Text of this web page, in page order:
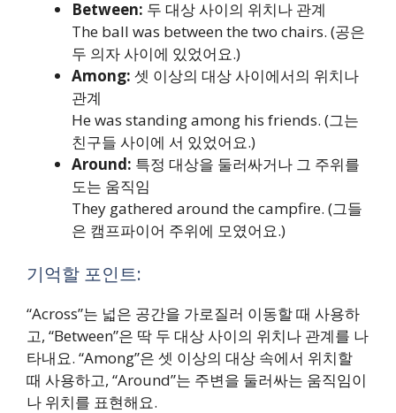
Between: 두 대상 사이의 위치나 관계
The ball was between the two chairs. (공은
두 의자 사이에 있었어요.)
Among: 셋 이상의 대상 사이에서의 위치나
관계
He was standing among his friends. (그는
친구들 사이에 서 있었어요.)
Around: 특정 대상을 둘러싸거나 그 주위를
도는 움직임
They gathered around the campfire. (그들
은 캠프파이어 주위에 모였어요.)
기억할 포인트:
“Across”는 넓은 공간을 가로질러 이동할 때 사용하
고, “Between”은 딱 두 대상 사이의 위치나 관계를 나
타내요. “Among”은 셋 이상의 대상 속에서 위치할
때 사용하고, “Around”는 주변을 둘러싸는 움직임이
나 위치를 표현해요.